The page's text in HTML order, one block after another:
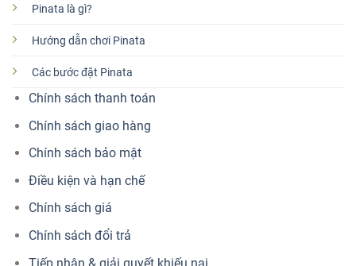
Pinata là gì?
Hướng dẫn chơi Pinata
Các bước đặt Pinata
Chính sách thanh toán
Chính sách giao hàng
Chính sách bảo mật
Điều kiện và hạn chế
Chính sách giá
Chính sách đổi trả
Tiếp nhận & giải quyết khiếu nại